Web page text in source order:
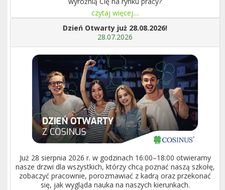
czytaj więcej....
Dzień Otwarty już 28.08.2026!
28.07.2026
Już 28 sierpnia 2026 r. w godzinach 16:00–18:00 otwieramy
nasze drzwi dla wszystkich, którzy chcą poznać naszą szkołę,
zobaczyć pracownie, porozmawiać z kadrą oraz przekonać
się, jak wygląda nauka na naszych kierunkach.